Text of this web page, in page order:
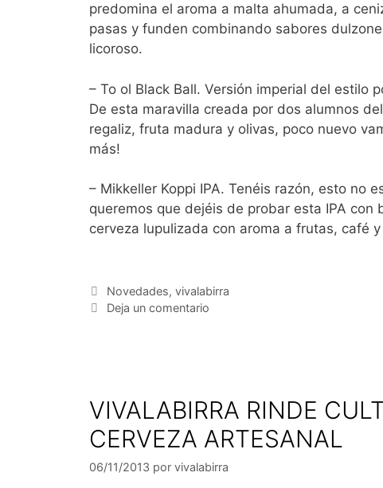
predomina el aroma a malta ahumada, a
pasas y funden combinando sabores
licoroso.
– To ol Black Ball. Versión imperial del estilo
De esta maravilla creada por dos alumnos
regaliz, fruta madura y olivas, poco nuevo
más!
– Mikkeller Koppi IPA. Tenéis razón, esto no
queremos que dejéis de probar esta IPA
cerveza lupulizada con aroma a frutas, café
Categorías
Novedades, vivalabirra
Deja un comentario
VIVALABIRRA RINDE
CERVEZA ARTESANAL
06/11/2013 por vivalabirra